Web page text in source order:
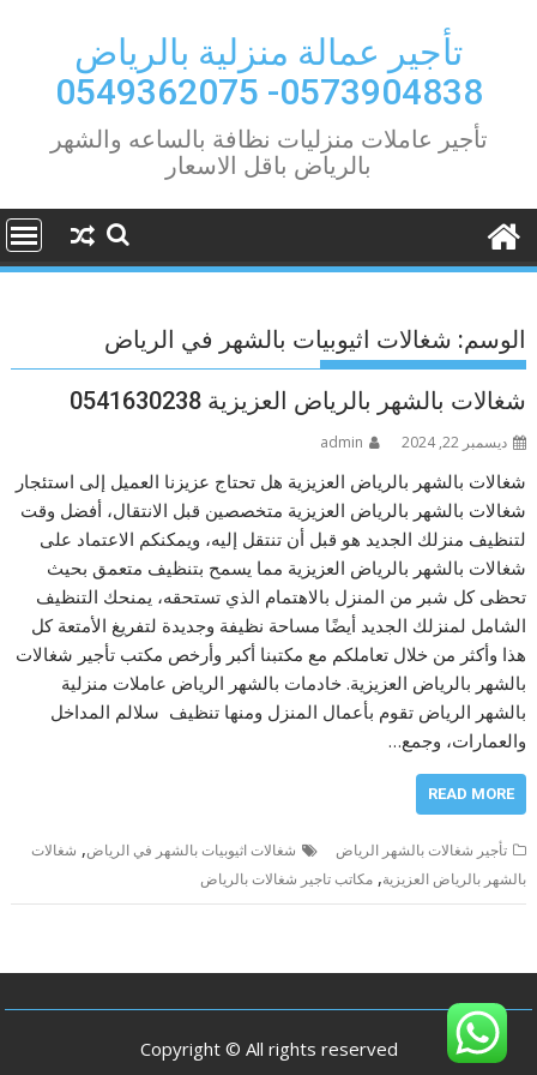
تأجير عمالة منزلية بالرياض
0573904838- 0549362075
تأجير عاملات منزليات نظافة بالساعه والشهر
بالرياض باقل الاسعار
الوسم: شغالات اثيوبيات بالشهر في الرياض
شغالات بالشهر بالرياض العزيزية 0541630238
ديسمبر 22, 2024 admin
شغالات بالشهر بالرياض العزيزية هل تحتاج عزيزنا العميل إلى استئجار
شغالات بالشهر بالرياض العزيزية متخصصين قبل الانتقال، أفضل وقت
لتنظيف منزلك الجديد هو قبل أن تنتقل إليه، ويمكنكم الاعتماد على
شغالات بالشهر بالرياض العزيزية مما يسمح بتنظيف متعمق بحيث
تحظى كل شبر من المنزل بالاهتمام الذي تستحقه، يمنحك التنظيف
الشامل لمنزلك الجديد أيضًا مساحة نظيفة وجديدة لتفريغ الأمتعة كل
هذا وأكثر من خلال تعاملكم مع مكتبنا أكبر وأرخص مكتب تأجير شغالات
بالشهر بالرياض العزيزية. خادمات بالشهر الرياض عاملات منزلية
بالشهر الرياض تقوم بأعمال المنزل ومنها تنظيف سلالم المداخل
والعمارات، وجمع…
READ MORE
تأجير شغالات بالشهر الرياض شغالات اثيوبيات بالشهر في الرياض, شغالات
بالشهر بالرياض العزيزية,مكاتب تاجير شغالات بالرياض
Copyright © All rights reserved